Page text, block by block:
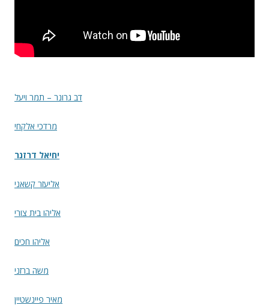
דב גרונר – תמר ויעל
מרדכי אלקחי
יחיאל דרזנר
אליעזר קשאני
אליהו בית צורי
אליהו חכים
משה ברזני
מאיר פיינשטיין